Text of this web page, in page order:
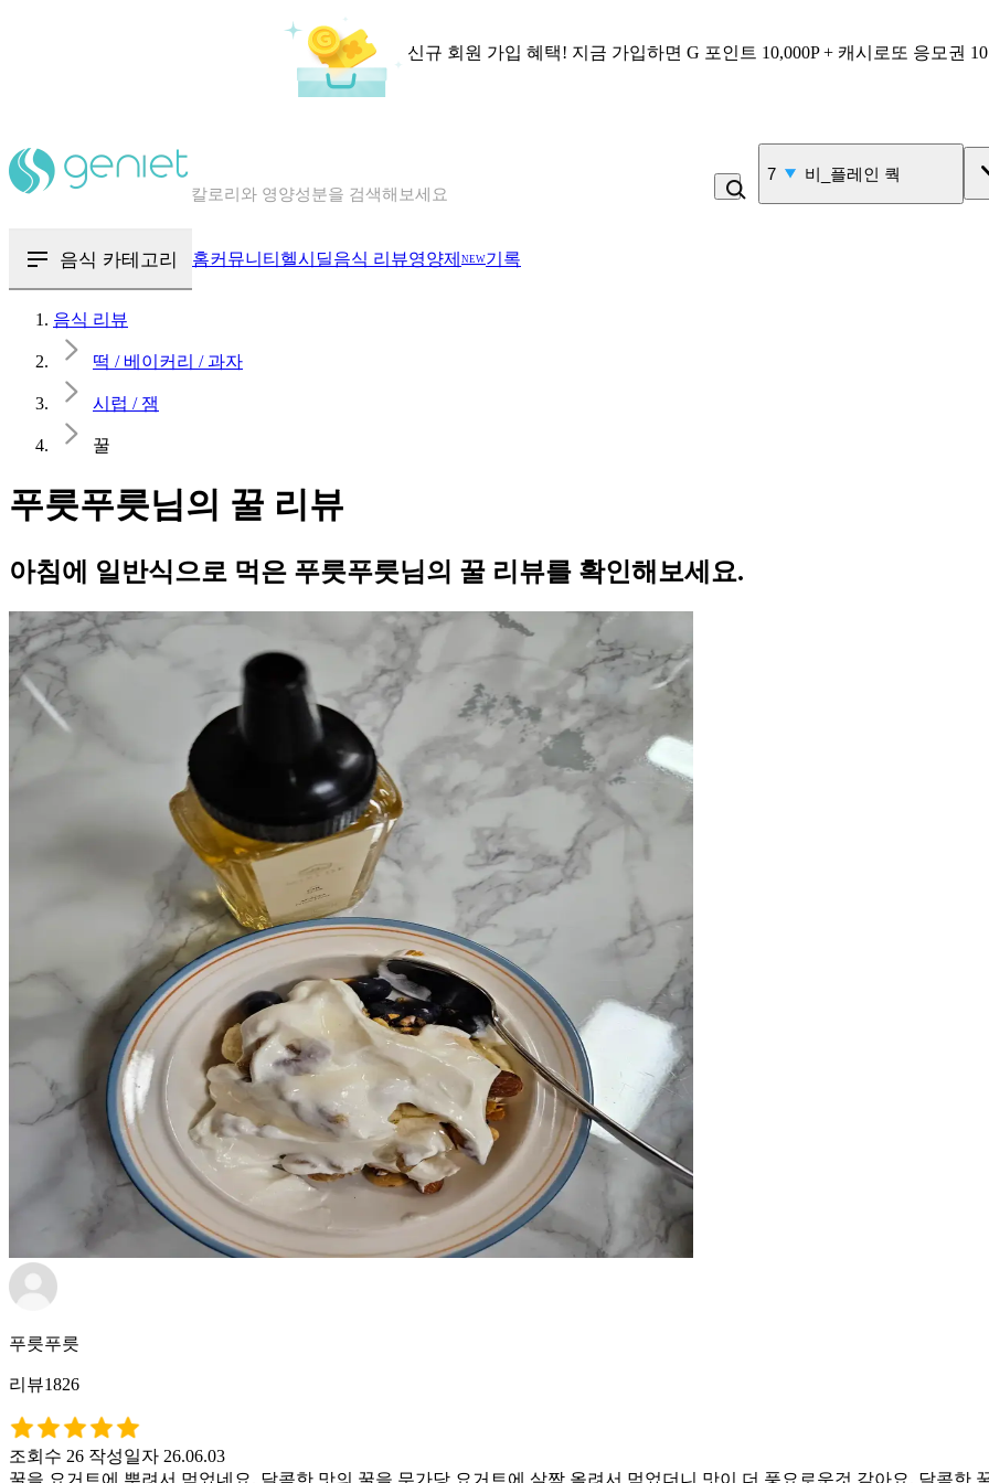
신규 회원 가입 혜택! 지금 가입하면 G 포인트 10,000P + 캐시로또 응모권
혈당 · 다이어트 음식 검색해보세요
7 비_플레인 쿽
음식 카테고리 홈커뮤니티 헬시딜음식 리뷰영양제 NEW기록
음식 리뷰
떡 / 베이커리 / 과자
시럽 / 잼
꿀
푸릇푸릇님의 꿀 리뷰
아침에 일반식으로 먹은 푸릇푸릇님의 꿀 리뷰를 확인해보세요.
푸릇푸릇
리뷰1826
조회수 26 작성일자 26.06.03
꿀을 요거트에 뿌려서 먹었네요. 달콤한 맛의 꿀을 무가당 요거트에 살짝 올려서 먹었더니 맛이 더 풍요로운것 같아요. 달콤한